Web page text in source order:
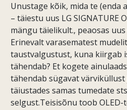
Unustage kõik, mida te (enda
– täiestu uus LG SIGNATURE
mängu täielikult., peaosas
Erinevalt varasematest
taustvalgustust, kuna kiirgab
tähendab? Et kogete
tähendab sügavat
täiustades samas tumedate
selgust.Teisisõnu toob